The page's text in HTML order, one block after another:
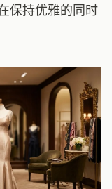
保持优雅的同时